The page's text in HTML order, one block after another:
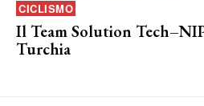
CICLISMO
Il Team Solution
Turchia